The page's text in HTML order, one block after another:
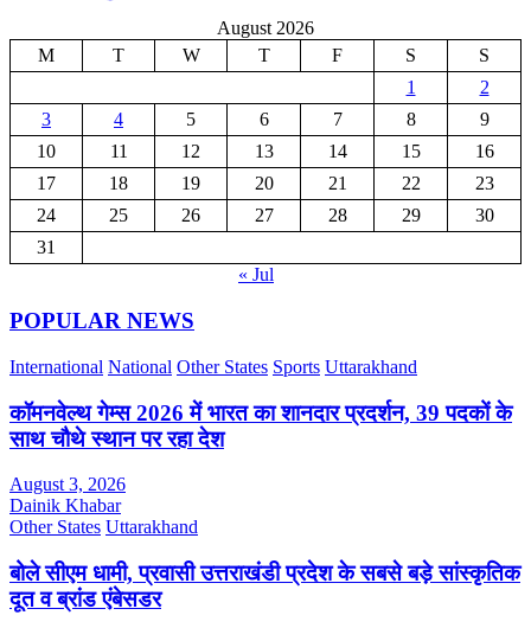
August 2026
M
T W T F S
S
1
2
3
4 5 6 7 8
9
10
11 12 13 14 15
16
17
18 19 20 21 22
23
24
25 26 27 28 29
30
31
« Jul
POPULAR NEWS
International National Other States Sports Uttarakhand
कॉमनवेल्थ गेम्स 2026 में भारत का शानदार प्रदर्शन, 39 पदकों के
साथ चौथे स्थान पर रहा देश
August 3, 2026
Dainik Khabar
Other States Uttarakhand
बोले सीएम धामी, प्रवासी उत्तराखंडी प्रदेश के सबसे बड़े सांस्कृतिक
दूत व ब्रांड एंबेसडर